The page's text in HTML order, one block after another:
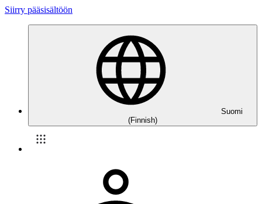
Siirry pääsisältöön
Suomi
(Finnish)